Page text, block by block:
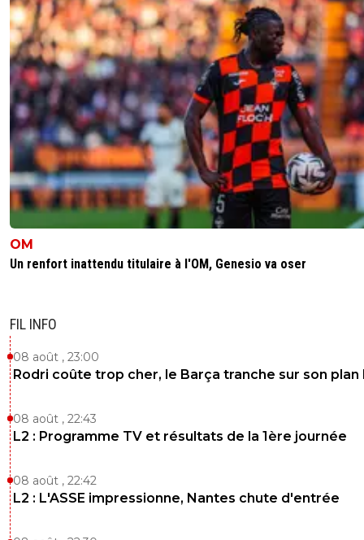
OM
Un renfort inattendu titulaire à l'OM, Genesio va oser
FIL INFO
08 août , 23:00
Rodri coûte trop cher, le Barça tranche sur son plan
08 août , 22:43
L2 : Programme TV et résultats de la 1ère journée
08 août , 22:42
L2 : L'ASSE impressionne, Nantes chute d'entrée